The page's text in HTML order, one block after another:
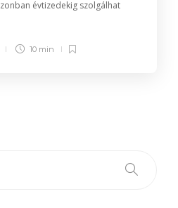
évtizedekig szolgálhat
10 min